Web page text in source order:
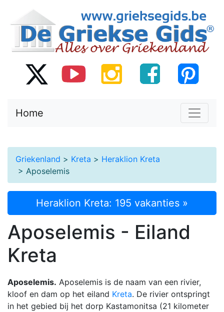
Home
Griekenland > Kreta > Heraklion Kreta
> Aposelemis
Heraklion Kreta: 195 vakanties »
Aposelemis - Eiland
Kreta
Aposelemis. Aposelemis is de naam van een rivier,
kloof en dam op het eiland Kreta. De rivier ontspringt
in het gebied bij het dorp Kastamonitsa (21 kilometer